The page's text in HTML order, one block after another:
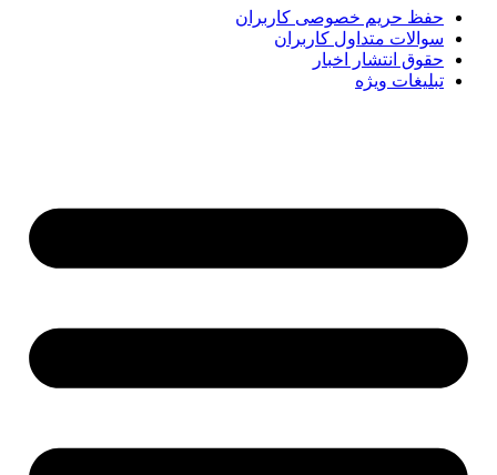
حفظ حریم خصوصی کاربران
سوالات متداول کاربران
حقوق انتشار اخبار
تبلیغات ویژه